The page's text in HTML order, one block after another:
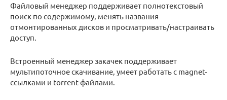
Файловый менеджер поддерживает полнотекстовый
поиск по содержимому, менять названия
отмонтированных дисков и просматривать/настраивать
доступ.
Встроенный менеджер закачек поддерживает
мультипоточное скачивание, умеет работать с magnet-
ссылками и torrent-файлами.